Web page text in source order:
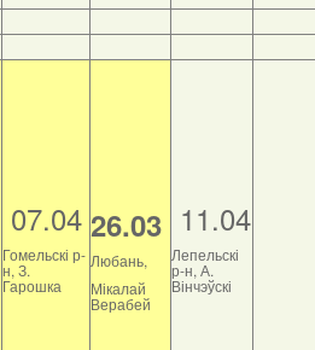
07.04
Гомельскі р-
н, З.
Гарошка
26.03
Любань,
Мікалай
Верабей
11.04
Лепельскі
р-н, А.
Вінчэўскі